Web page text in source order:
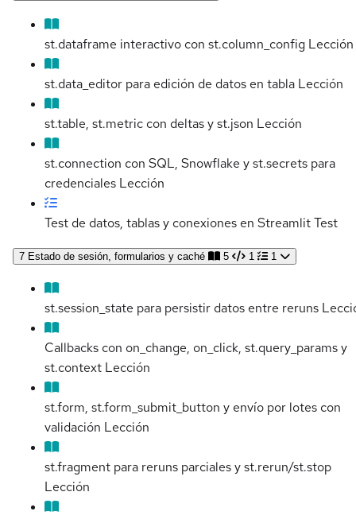
st.dataframe interactivo con st.column_config Lección
st.data_editor para edición de datos en tabla Lección
st.table, st.metric con deltas y st.json Lección
st.connection con SQL, Snowflake y st.secrets para
credenciales Lección
Test de datos, tablas y conexiones en StreamlitTest
7 Estado de sesión, formularios y caché 5 1 1
st.session_state para persistir datos entre reruns
Callbacks con on_change, on_click, st.query_params y
st.context Lección
st.form, st.form_submit_button y envío por lotes con
validación Lección
st.fragment para reruns parciales y st.rerun/st.stop
Lección